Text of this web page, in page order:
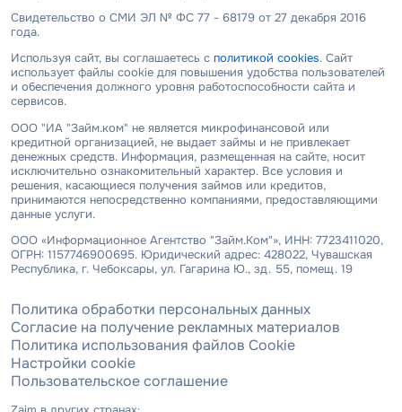
Свидетельство о СМИ ЭЛ № ФС 77 - 68179 от 27 декабря 2016
года.
Используя сайт, вы соглашаетесь с политикой cookies. Сайт
использует файлы cookie для повышения удобства пользователей
и обеспечения должного уровня работоспособности сайта и
сервисов.
ООО "ИА "Займ.ком" не является микрофинансовой или
кредитной организацией, не выдает займы и не привлекает
денежных средств. Информация, размещенная на сайте, носит
исключительно ознакомительный характер. Все условия и
решения, касающиеся получения займов или кредитов,
принимаются непосредственно компаниями, предоставляющими
данные услуги.
ООО «Информационное Агентство "Займ.Ком"», ИНН: 7723411020,
ОГРН: 1157746900695. Юридический адрес: 428022, Чувашская
Республика, г. Чебоксары, ул. Гагарина Ю., зд. 55, помещ. 19
Политика обработки персональных данных
Согласие на получение рекламных материалов
Политика использования файлов Cookie
Настройки cookie
Пользовательское соглашение